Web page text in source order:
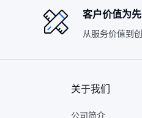
客户价值为先
从服务价值到
关于我们
公司简介